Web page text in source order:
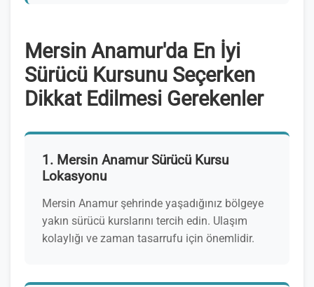
Mersin Anamur'da En İyi
Sürücü Kursunu Seçerken
Dikkat Edilmesi Gerekenler
1. Mersin Anamur Sürücü Kursu
Lokasyonu
Mersin Anamur şehrinde yaşadığınız bölgeye
yakın sürücü kurslarını tercih edin. Ulaşım
kolaylığı ve zaman tasarrufu için önemlidir.